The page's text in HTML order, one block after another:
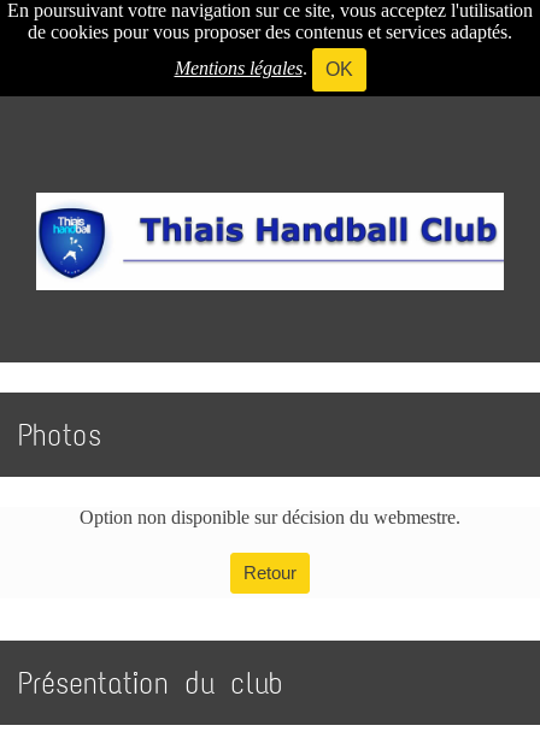
En poursuivant votre navigation sur ce site, vous acceptez l'utilisation
de cookies pour vous proposer des contenus et services adaptés.
Mentions légales. OK
Photos
Option non disponible sur décision du webmestre.
Retour
Présentation du club